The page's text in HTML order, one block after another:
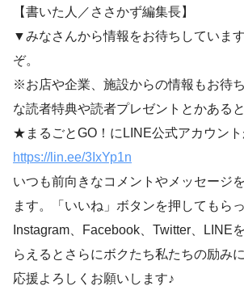
【書いた人／ささかず編集長】
▼みなさんから情報をお待ちしていま
ぞ。
※お店や企業、施設からの情報もお待
な読者特典や読者プレゼントとかある
★まるごとGO！にLINE公式アカウント
https://lin.ee/3IxYp1n
いつも前向きなコメントやメッセージ
ます。「いいね」ボタンを押してもらっ
Instagram、Facebook、Twitter、LINE
らえるとさらにボクたち私たちの励み
応援よろしくお願いします♪